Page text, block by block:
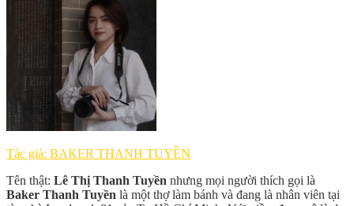
Tác giả: BAKER THANH TUYỀN
Tên thật: Lê Thị Thanh Tuyền nhưng mọi người thích gọi là
Baker Thanh Tuyền là một thợ làm bánh và đang là nhân viên tại